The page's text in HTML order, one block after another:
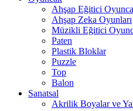
Ahşap Eğitici
Ahşap Zeka Oyunları
Müzikli Eğitici
Paten
Plastik Bloklar
Puzzle
Top
Balon
Sanatsal
Akrilik Boyalar ve